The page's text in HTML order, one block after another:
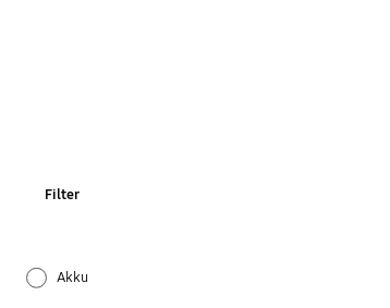
Filter
Akku